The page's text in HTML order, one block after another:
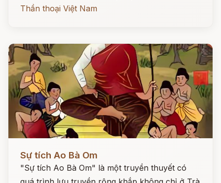
Thần thoại Việt Nam
Sự tích Ao Bà Om
"Sự tích Ao Bà Om" là một truyền thuyết có